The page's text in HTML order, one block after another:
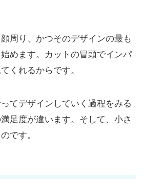
周り、かつそのデザインの最も
めます。カットの冒頭でインパ
くれるからです。
てデザインしていく過程をみる
足度が違います。そして、小さ
です。